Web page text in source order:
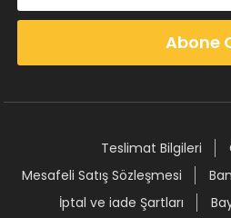
Abone
Teslimat Bilgileri
Mesafeli Satış Sözleşmesi
İptal ve iade Şartları